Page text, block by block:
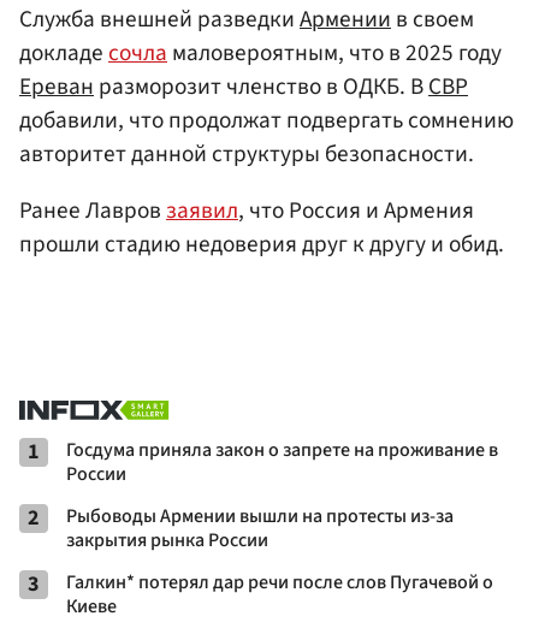
Служба внешней разведкиАрмениив своем
докладесочламаловероятным, что в 2025 году
Ереванразморозит членство в ОДКБ. ВСВР
добавили, что продолжат подвергать сомнению
авторитет данной структуры безопасности.
Ранее Лавровзаявил, что Россия и Армения
прошли стадию недоверия друг к другу и обид.
1
Госдума приняла закон о запрете на проживание в
России
2
Рыбоводы Армении вышли на протесты из-за
закрытия рынка России
3
Галкин* потерял дар речи после слов Пугачевой о
Киеве